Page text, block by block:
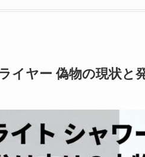
イヤー 偽物の現状と